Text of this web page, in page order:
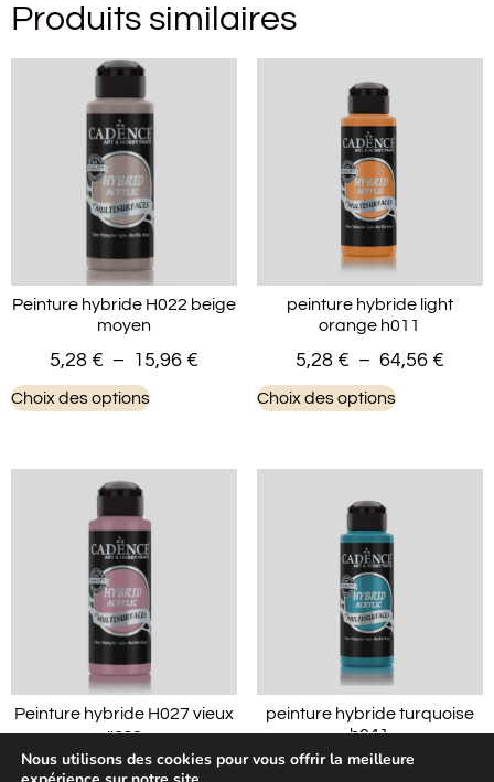
Produits similaires
Peinture hybride H022 beige
moyen
5,28 € – 15,96 €
Choix des options
peinture hybride light
orange h011
5,28 € – 64,56 €
Choix des options
Peinture hybride H027 vieux
rose
5,28€ – 15,96€
peinture hybride turquoise
h041
5,28€ – 64,56
Nous utilisons des cookies pour vous offrir la meilleure